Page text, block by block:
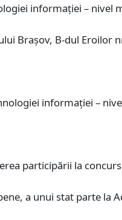
informației – nivel
Braşov, B-dul Eroilor
informației –
participării la
a unui stat parte la